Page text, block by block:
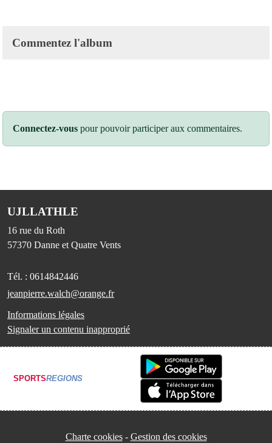
Commentez l'album
Connectez-vous pour pouvoir participer aux commentaires.
UJLLATHLE
16 rue du Roth
57370 Danne et Quatre Vents
Tél. : 0614842446
jeanpierre.walch@orange.fr
Informations légales
Signaler un contenu inapproprié
SPORTSREGIONS
Charte cookies Gestion des cookies